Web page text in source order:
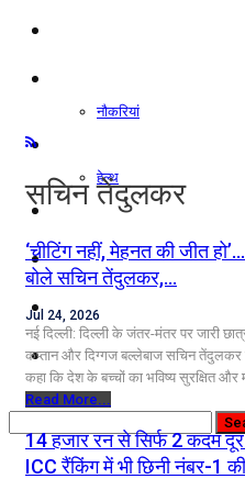
नौकरियां
हेल्थ
क्राइम
कृषि
धर्म
विज्ञान तकनीकी
सचिन तेंदुलकर
‘चीटिंग नहीं, मेहनत की जीत
बोले सचिन तेंदुलकर,…
Jul 24, 2026
नई दिल्ली: दिल्ली के जंतर-मंतर पर जारी
कप्तान और दिग्गज बल्लेबाज सचिन तेंदुलकर
कहा कि देश के बच्चों का भविष्य सुरक्षित
Read More...
14 हजार रन से सिर्फ 2 कदम
ICC रैंकिंग में भी छिनी नंबर-1